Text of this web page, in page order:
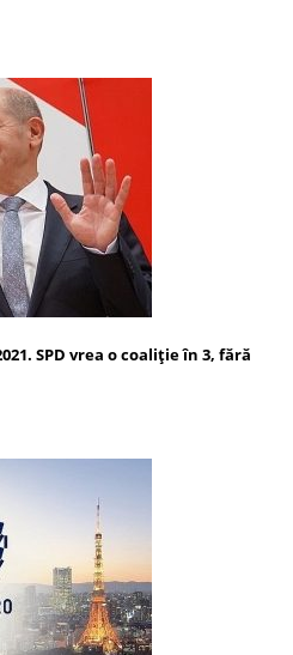
SPD vrea o coaliție în 3, fără